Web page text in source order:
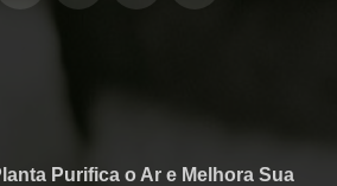
Purifica o Ar e Melhora Sua